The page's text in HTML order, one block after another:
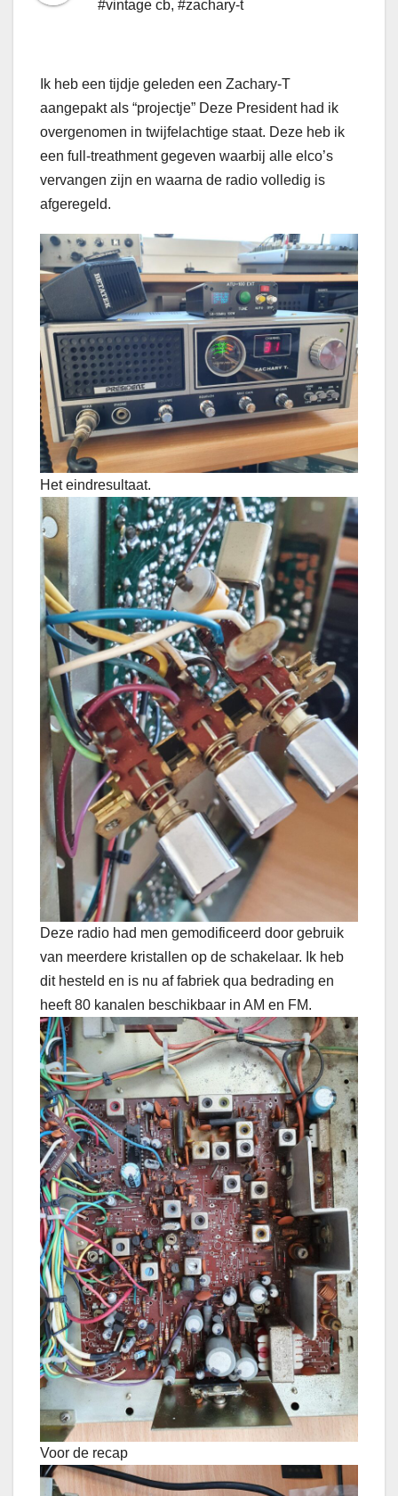
#vintage cb, #zachary-t
Ik heb een tijdje geleden een Zachary-T
aangepakt als “projectje” Deze President had ik
overgenomen in twijfelachtige staat. Deze heb ik
een full-treathment gegeven waarbij alle elco’s
vervangen zijn en waarna de radio volledig is
afgeregeld.
Het eindresultaat.
Deze radio had men gemodificeerd door gebruik
van meerdere kristallen op de schakelaar. Ik heb
dit hesteld en is nu af fabriek qua bedrading en
heeft 80 kanalen beschikbaar in AM en FM.
Voor de recap